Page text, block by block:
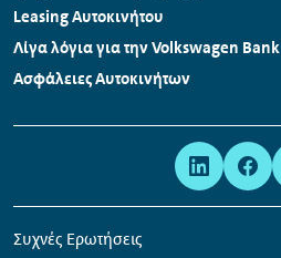
υποσέλιδου
Links:
Leasing Αυτοκινήτου
Links:
Λίγα λόγια για την Volkswagen Bank
Links:
Ασφάλειες Αυτοκινήτων
Συχνές Ερωτήσεις
δικτύων